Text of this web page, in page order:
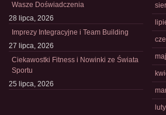
Wasze Doświadczenia
28 lipca, 2026
Imprezy Integracyjne i Team Building
27 lipca, 2026
Ciekawostki Fitness i Nowinki ze Świata
Sportu
25 lipca, 2026